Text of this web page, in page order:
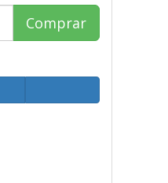
Comprar